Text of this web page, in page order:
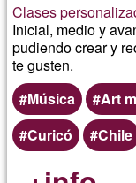
Clases
Inicial, medio y
pudiendo crear y
te gusten.
Música
Art
Curicó
Chile